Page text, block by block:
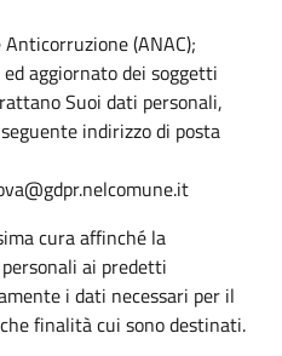
(ANAC);
aggiornato dei soggetti
Suoi dati personali,
indirizzo di posta
cura affinché la
ai predetti
i dati necessari per il
finalità cui sono destinati.